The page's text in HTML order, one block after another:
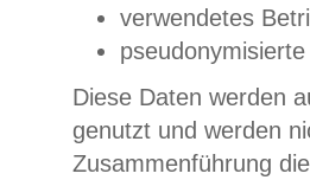
verwendetes
Diese Daten werden
genutzt und werden
Zusammenführung